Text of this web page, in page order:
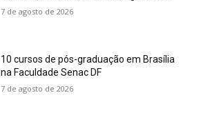
7 de agosto de 2026
10 cursos de pós-graduação em Brasília
na Faculdade Senac DF
7 de agosto de 2026